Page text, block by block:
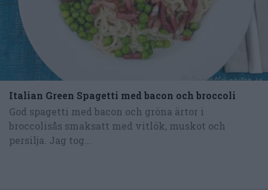
Italian Green Spagetti med bacon och broccoli
God spagetti med bacon och gröna ärtor i
broccolisås smaksatt med vitlök, muskot och
persilja. Jag tog...